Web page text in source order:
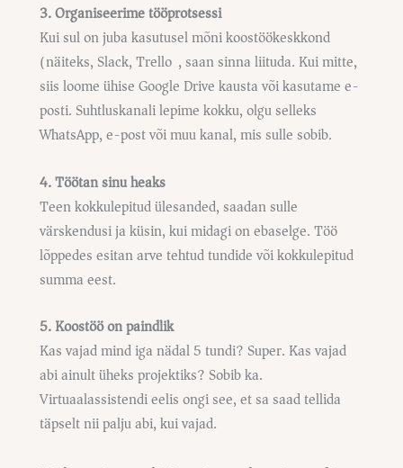
3. Organiseerime tööprotsessi
Kui sul on juba kasutusel mõni koostöökeskkond
(näiteks, Slack, Trello), saan sinna liituda. Kui mitte,
siis loome ühise Google Drive kausta või kasutame e-
posti. Suhtluskanali lepime kokku, olgu selleks
WhatsApp, e-post või muu kanal, mis sulle sobib.
4. Töötan sinu heaks
Teen kokkulepitud ülesanded, saadan sulle
värskendusi ja küsin, kui midagi on ebaselge. Töö
lõppedes esitan arve tehtud tundide või kokkulepitud
summa eest.
5. Koostöö on paindlik
Kas vajad mind iga nädal 5 tundi? Super. Kas vajad
abi ainult üheks projektiks? Sobib ka.
Virtuaalassistendi eelis ongi see, et sa saad tellida
täpselt nii palju abi, kui vajad.